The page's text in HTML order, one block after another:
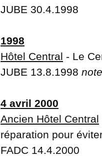
JUBE 30.4.1998
1998
Hôtel Central - Le
JUBE 13.8.1998
4 avril 2000
Ancien Hôtel Central
réparation pour
FADC 14.4.2000